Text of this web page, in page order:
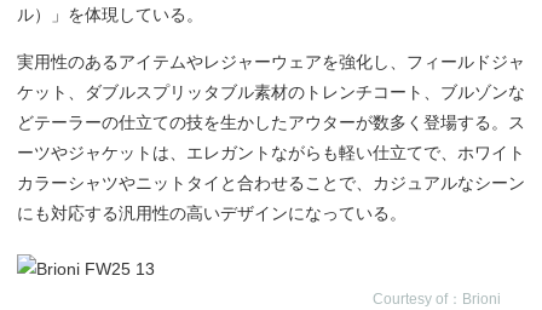
ル）」を体現している。
実用性のあるアイテムやレジャーウェアを強化し、フィールドジャ
ケット、ダブルスプリッタブル素材のトレンチコート、ブルゾンな
どテーラーの仕立ての技を生かしたアウターが数多く登場する。ス
ーツやジャケットは、エレガントながらも軽い仕立てで、ホワイト
カラーシャツやニットタイと合わせることで、カジュアルなシーン
にも対応する汎用性の高いデザインになっている。
Courtesy of：Brioni